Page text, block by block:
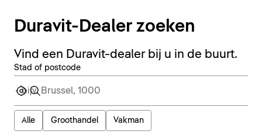
Duravit-Dealer zoeken
Vind een Duravit-dealer bij u in de buurt.
Stad of postcode
Alle Groothandel Vakman